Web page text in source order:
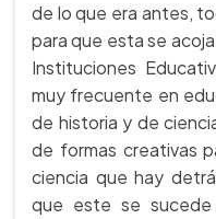
de lo que era antes,
para que esta se
Instituciones
muy frecuente en
de historia y de
de formas creativas
ciencia que hay
que este se